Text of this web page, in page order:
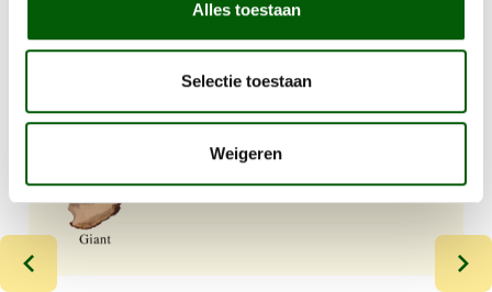
Alles toestaan
Selectie toestaan
Weigeren